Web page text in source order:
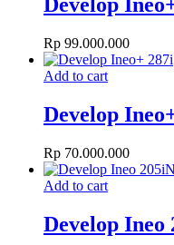
Rp 99.000.000
Add to cart
Develop
Rp 70.000.000
Add to cart
Develop Ineo